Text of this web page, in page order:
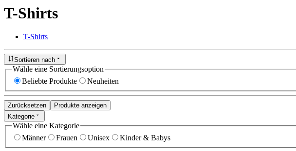
T-Shirts
T-Shirts
Sortieren nach
Wähle eine Sortierungsoption
Beliebte Produkte
Neuheiten
Zurücksetzen
Produkte anzeigen
Kategorie
Wähle eine Kategorie
Männer
Frauen Unisex Kinder & Babys